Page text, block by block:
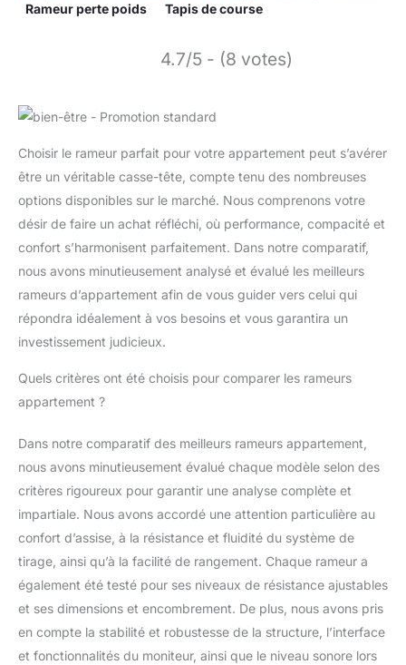
Rameur perte poids
Tapis de course
4.7/5 - (8 votes)
Choisir le rameur parfait pour votre appartement peut s’avérer
être un véritable casse-tête, compte tenu des nombreuses
options disponibles sur le marché. Nous comprenons votre
désir de faire un achat réfléchi, où performance, compacité et
confort s’harmonisent parfaitement. Dans notre comparatif,
nous avons minutieusement analysé et évalué les meilleurs
rameurs d’appartement afin de vous guider vers celui qui
répondra idéalement à vos besoins et vous garantira un
investissement judicieux.
Quels critères ont été choisis pour comparer les rameurs
appartement ?
Dans notre comparatif des meilleurs rameurs appartement,
nous avons minutieusement évalué chaque modèle selon des
critères rigoureux pour garantir une analyse complète et
impartiale. Nous avons accordé une attention particulière au
confort d’assise, à la résistance et fluidité du système de
tirage, ainsi qu’à la facilité de rangement. Chaque rameur a
également été testé pour ses niveaux de résistance ajustables
et ses dimensions et encombrement. De plus, nous avons pris
en compte la stabilité et robustesse de la structure, l’interface
et fonctionnalités du moniteur, ainsi que le niveau sonore lors